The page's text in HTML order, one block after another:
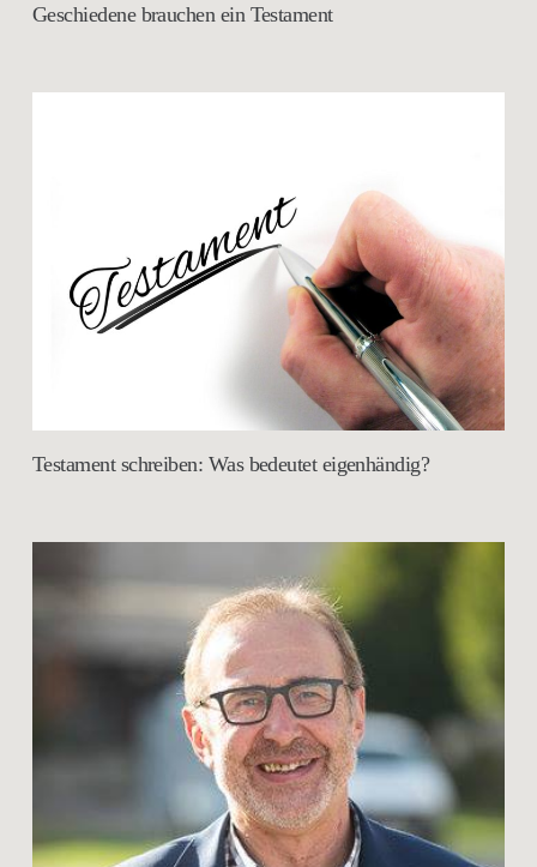
Geschiedene brauchen ein Testament
Testament schreiben: Was bedeutet eigenhändig?